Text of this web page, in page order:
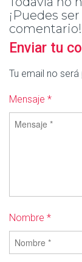
¡Puedes
comentario!
Enviar tu
Tu email no será
Mensaje *
Nombre *